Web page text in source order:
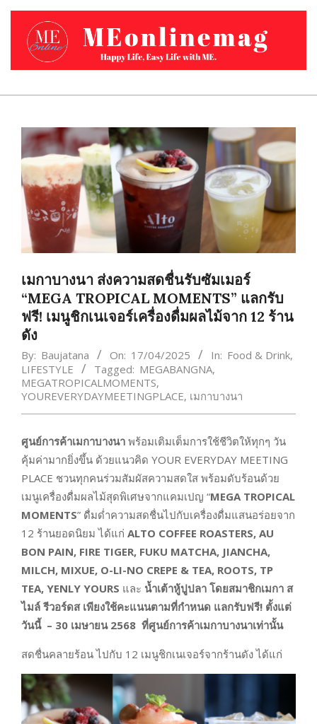
Skip
content
Primary
เมกาบางนา ส่งความสดชื่นรับซัมเมอร์
“MEGA TROPICAL MOMENTS” แลกรับ
ฟรี! เมนูชิกเนเจอร์เครื่องดื่มผลไม้จาก 12 ร้าน
ดัง
By: Baujatana On: 17/04/2025 In: Food & Drink,
LIFESTYLE
Tagged: MEGABANGNA,
MEGATROPICALMOMENTS,
YOUREVERYDAYMEETINGPLACE, เมกาบางนา
ศูนย์การค้าเมกาบางนา พร้อมเติมเต็มการใช้ชีวิตให้ทุกๆ วัน
คุ้มค่ามากยิ่งขึ้น ด้วยแนวคิด YOUR EVERYDAY MEETING
PLACE ชวนทุกคนร่วมสัมผัสความสดใส พร้อมดับร้อนด้วย
เมนูเครื่องดื่มผลไม้สุดพิเศษจากแคมเปญ “MEGA TROPICAL
MOMENTS” ดื่มด่ำความสดชื่นไปกับเครื่องดื่มแสนอร่อยจาก
12 ร้านยอดนิยม ได้แก่ ALTO COFFEE ROASTERS, AU
BON PAIN, FIRE TIGER, FUKU MATCHA, JIANCHA,
MILCH, MIXUE, O-LI-NO CREPE & TEA, ROOTS, TP
TEA, YENLY YOURS และ น้ำเต้าหู้ปูปลา โดยสมาชิกเมกา ส
ไมล์ รีวอร์ดส เพียงใช้คะแนนตามที่กำหนด แลกรับฟรี! ตั้งแต่
วันนี้ – 30 เมษายน 2568 ที่ศูนย์การค้าเมกาบางนาเท่านั้น
สดชื่นคลายร้อน ไปกับ 12 เมนูชิกเนเจอร์จากร้านดัง ได้แก่